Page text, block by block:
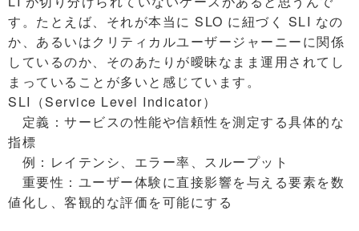
す。たとえば、それが本当に SLO に紐づく SLI なの
か、あるいはクリティカルユーザージャーニーに関係
しているのか、そのあたりが曖昧なまま運用されてし
まっていることが多いと感じています。
SLI（Service Level Indicator）
定義：サービスの性能や信頼性を測定する具体的な
指標
例：レイテンシ、エラー率、スループット
重要性：ユーザー体験に直接影響を与える要素を数
値化し、客観的な評価を可能にする